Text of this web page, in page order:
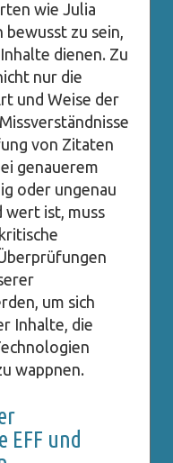
wie Julia
bewusst zu sein,
dienen. Zu
nur die
und Weise der
von Zitaten
genauerem
oder ungenau
wert ist, muss
um sich
Inhalte, die
wappnen.
und